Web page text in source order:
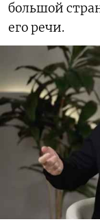
большой
его речи.